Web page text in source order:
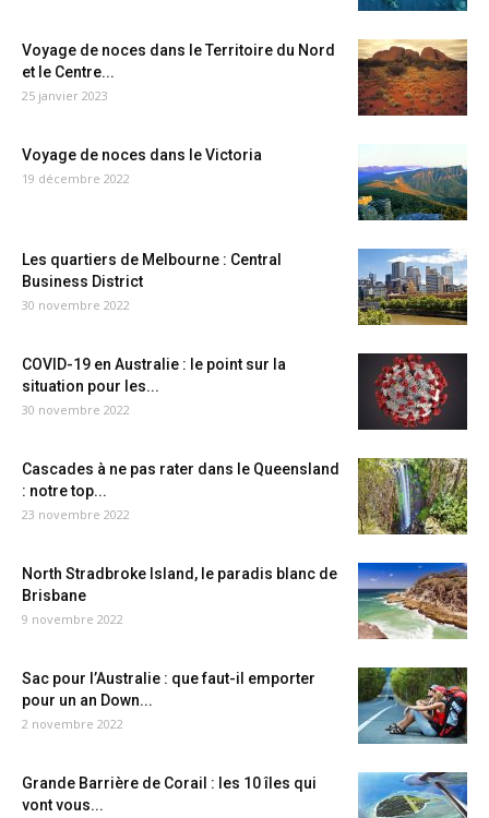
Voyage de noces dans le Territoire du Nord
et le Centre...
25 janvier 2023
Voyage de noces dans le Victoria
19 décembre 2022
Les quartiers de Melbourne : Central
Business District
30 novembre 2022
COVID-19 en Australie : le point sur la
situation pour les...
30 novembre 2022
Cascades à ne pas rater dans le Queensland
: notre top...
23 novembre 2022
North Stradbroke Island, le paradis blanc de
Brisbane
9 novembre 2022
Sac pour l’Australie : que faut-il emporter
pour un an Down...
2 novembre 2022
Grande Barrière de Corail : les 10 îles qui
vont vous...